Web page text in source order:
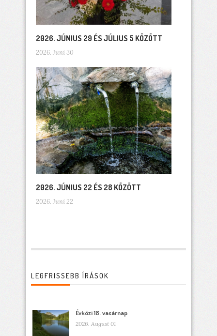
2026. JÚNIUS 29 ÉS JÚLIUS 5 KÖZÖTT
2026. Juni 30
2026. JÚNIUS 22 ÉS 28 KÖZÖTT
2026. Juni 22
LEGFRISSEBB ÍRÁSOK
Évközi 18. vasárnap
2026. August 01